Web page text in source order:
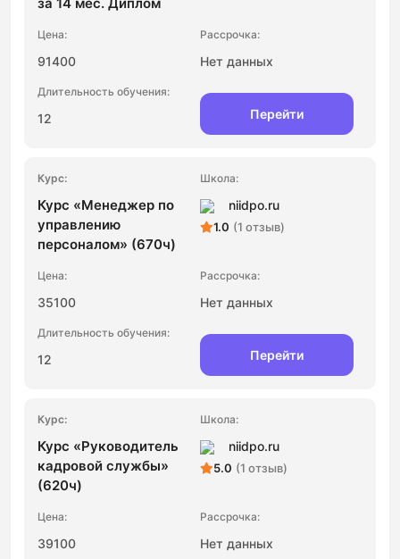
91400 Нет данных
12 Перейти
Курс «Менеджер по
управлению
персоналом» (670ч)
niidpo.ru
1.0 (1 отзыв)
35100 Нет данных
12 Перейти
Курс «Руководитель
кадровой службы»
(620ч)
niidpo.ru
5.0 (1 отзыв)
39100 Нет данных